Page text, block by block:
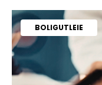
BOLIGUTLEIE